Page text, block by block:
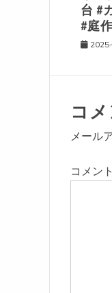
台 #
#庭
コ
メール
コメント